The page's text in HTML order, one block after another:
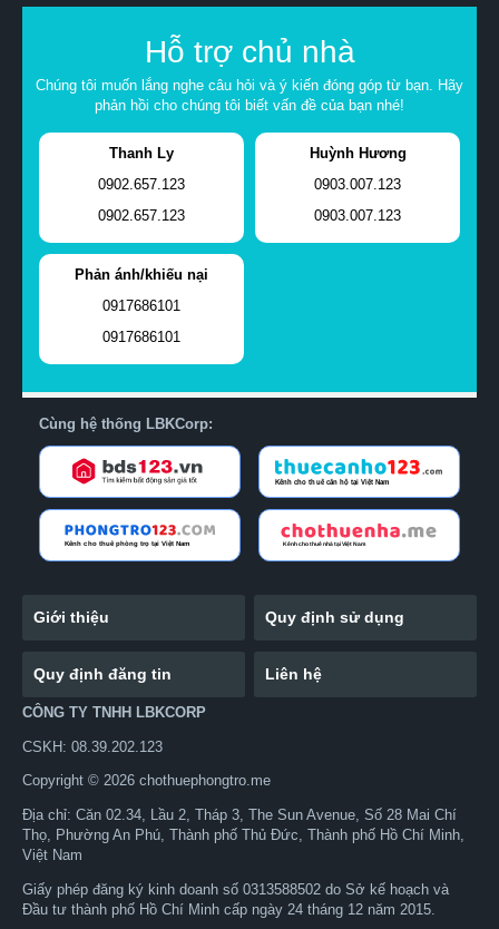
Hỗ trợ chủ nhà
Chúng tôi muốn lắng nghe câu hỏi và ý kiến đóng góp từ bạn. Hãy
phản hồi cho chúng tôi biết vấn đề của bạn nhé!
Thanh Ly
0902.657.123
0902.657.123
Huỳnh Hương
0903.007.123
0903.007.123
Phản ánh/khiếu nại
0917686101
0917686101
Cùng hệ thống LBKCorp:
Giới thiệu Quy định sử dụng
Quy định đăng tin Liên hệ
CÔNG TY TNHH LBKCORP
CSKH: 08.39.202.123
Copyright © 2026 chothuephongtro.me
Địa chỉ: Căn 02.34, Lầu 2, Tháp 3, The Sun Avenue, Số 28 Mai Chí
Thọ, Phường An Phú, Thành phố Thủ Đức, Thành phố Hồ Chí Minh,
Việt Nam
Giấy phép đăng ký kinh doanh số 0313588502 do Sở kế hoạch và
Đầu tư thành phố Hồ Chí Minh cấp ngày 24 tháng 12 năm 2015.